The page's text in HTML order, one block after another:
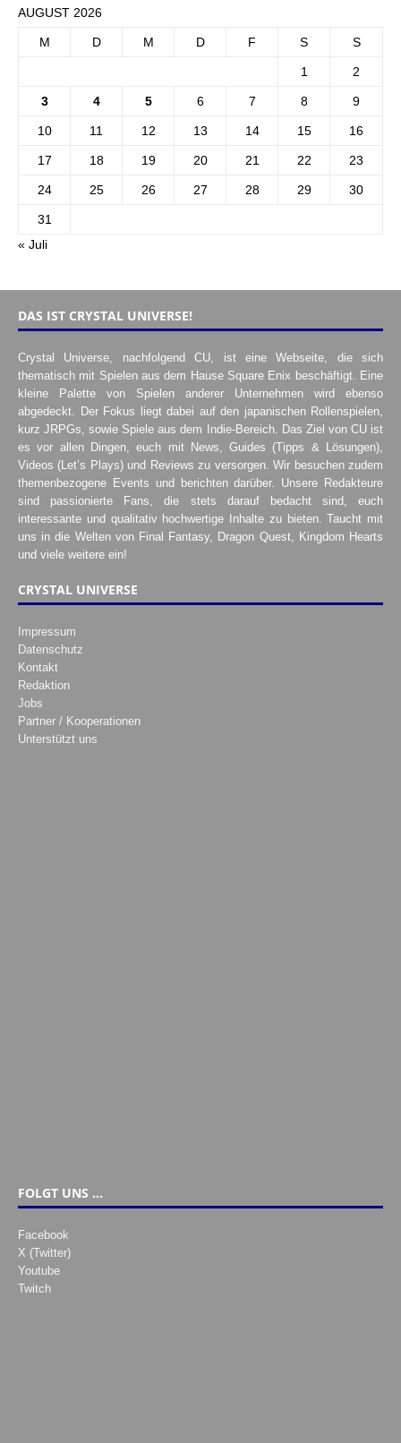
AUGUST 2026
M D M D F S S
1 2
3 4 5 6 7 8 9
10 11 12 13 14 15 16
17 18 19 20 21 22 23
24 25 26 27 28 29 30
31
« Juli
DAS IST CRYSTAL UNIVERSE!
Crystal Universe, nachfolgend CU, ist eine Webseite, die sich
thematisch mit Spielen aus dem Hause Square Enix beschäftigt. Eine
kleine Palette von Spielen anderer Unternehmen wird ebenso
abgedeckt. Der Fokus liegt dabei auf den japanischen Rollenspielen,
kurz JRPGs, sowie Spiele aus dem Indie-Bereich. Das Ziel von CU ist
es vor allen Dingen, euch mit News, Guides (Tipps & Lösungen),
Videos (Let’s Plays) und Reviews zu versorgen. Wir besuchen zudem
themenbezogene Events und berichten darüber. Unsere Redakteure
sind passionierte Fans, die stets darauf bedacht sind, euch
interessante und qualitativ hochwertige Inhalte zu bieten. Taucht mit
uns in die Welten von Final Fantasy, Dragon Quest, Kingdom Hearts
und viele weitere ein!
CRYSTAL UNIVERSE
Impressum
Datenschutz
Kontakt
Redaktion
Jobs
Partner / Kooperationen
Unterstützt uns
FOLGT UNS …
Facebook
X (Twitter)
Youtube
Twitch